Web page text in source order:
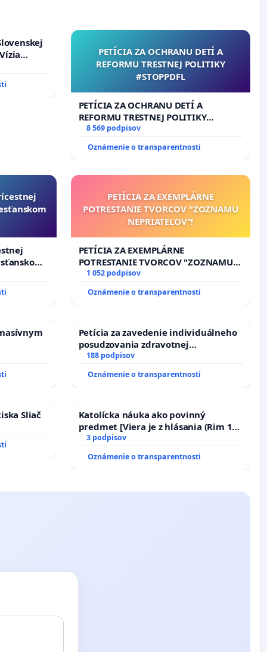
PETÍCIA ZA OCHRANU DETÍ A
REFORMU TRESTNEJ POLITIKY
#STOPPDFL
PETÍCIA ZA OCHRANU DETÍ A
REFORMU TRESTNEJ POLITIKY
#STOPPDFL
8 569 podpisov
Oznámenie o transparentnosti
PETÍCIA ZA EXEMPLÁRNE
POTRESTANIE TVORCOV "ZOZNAMU
NEPRIATEĽOV"!
PETÍCIA ZA EXEMPLÁRNE
POTRESTANIE TVORCOV "ZOZNAMU
NEPRIATEĽOV"!
1 052 podpisov
Oznámenie o transparentnosti
Petícia za zavedenie individuálneho
posudzovania zdravotnej
spôsobilosti osôb s diabetom 1. a 2.
zboru SR
188 podpisov
Oznámenie o transparentnosti
Sliač
Katolícka náuka ako povinný
predmet [Viera je z hlásania (Rim 10,
17)]
3 podpisov
Oznámenie o transparentnosti